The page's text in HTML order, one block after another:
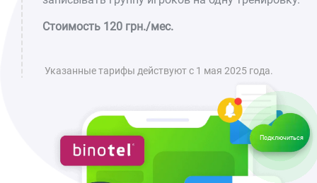
Стоимость 120 грн./мес.
Указанные тарифы действуют с 1 мая 2025 года.
Подключиться